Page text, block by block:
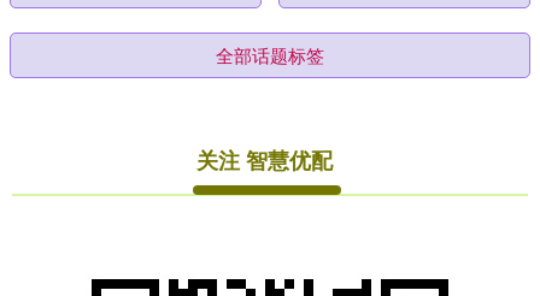
全部话题标签
关注 智慧优配